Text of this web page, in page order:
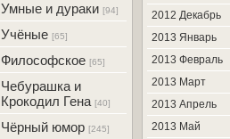
Умные и дураки [94]
Учёные [65]
Философское [65]
Чебурашка и
Крокодил Гена [40]
Чёрный юмор [245]
2012 Декабрь
2013 Январь
2013 Февраль
2013 Март
2013 Апрель
2013 Май